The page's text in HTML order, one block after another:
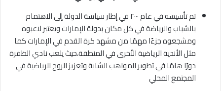
تم تأسيسه في عام ٢٠٠٠ في إطار سياسة الدولة إلى الاهتمام
بالشباب والرياضة في كل مكان بدولة الإمارات ويعتبر لاعبوه
ومشجعوه جزءًا مهمًا من مشهد كرة القدم في الإمارات كما
مثل الأندية الرياضية الأخرى في المنطقة،حيث يلعب نادي الظفرة
دورًا هامًا في تطوير المواهب الشابة وتعزيز الروح الرياضية في
المجتمع المحلي